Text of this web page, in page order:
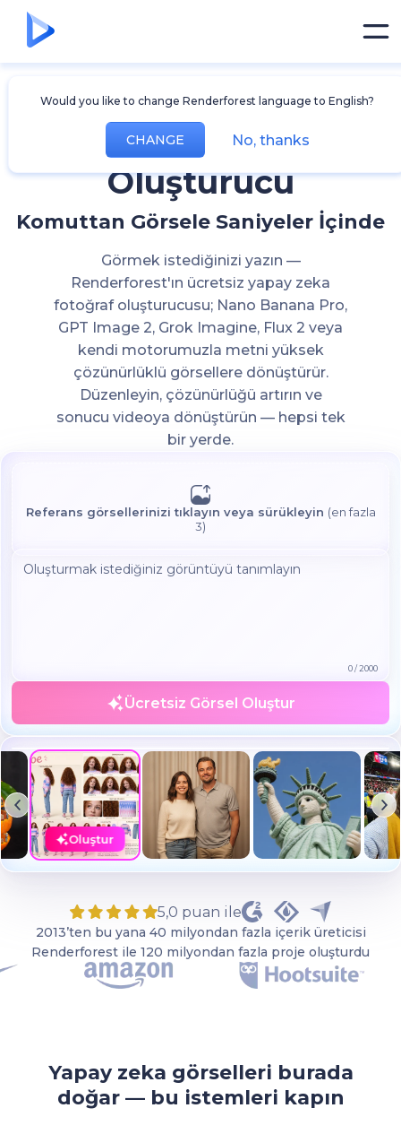
Would you like to change Renderforest language to English?
CHANGE No, thanks
Yapay Zeka
Görsel
Oluşturucu
Komuttan Görsele Saniyeler İçinde
Görmek istediğinizi yazın —
Renderforest'ın ücretsiz yapay zeka
fotoğraf oluşturucusu; Nano Banana Pro,
GPT Image 2, Grok Imagine, Flux 2 veya
kendi motorumuzla metni yüksek
çözünürlüklü görsellere dönüştürür.
Düzenleyin, çözünürlüğü artırın ve
sonucu videoya dönüştürün — hepsi tek
bir yerde.
Referans görsellerinizi tıklayın veya sürükleyin (en fazla
3)
0/2000
Ücretsiz Görsel Oluştur
Create a realistic photo of the uploaded person standing next
Oluştur
5,0 puan ile
2013’ten bu yana 40 milyondan fazla içerik üreticisi
Renderforest ile 120 milyondan fazla proje oluşturdu
Yapay zeka görselleri burada
doğar — bu istemleri kapın